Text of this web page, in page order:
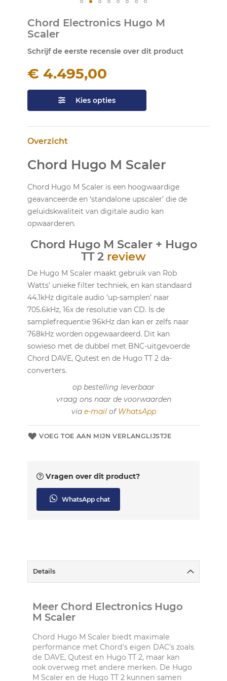
Chord Electronics Hugo M
Scaler
Schrijf de eerste recensie over dit product
€ 4.495,00
Kies opties
Overzicht
Chord Hugo M Scaler
Chord Hugo M Scaler is een hoogwaardige
geavanceerde en ‘standalone upscaler’ die de
geluidskwaliteit van digitale audio kan
opwaarderen.
Chord Hugo M Scaler + Hugo
TT 2 review
De Hugo M Scaler maakt gebruik van Rob
Watts' unieke filter techniek, en kan standaard
44.1kHz digitale audio ‘up-samplen’ naar
705.6kHz, 16x de resolutie van CD. Is de
samplefrequentie 96kHz dan kan er zelfs naar
768kHz worden opgewaardeerd. Dit kan
sowieso met de dubbel met BNC-uitgevoerde
Chord DAVE, Qutest en de Hugo TT 2 da-
converters.
op bestelling leverbaar
vraag ons naar de voorwaarden
via e-mailofWhatsApp
VOEG TOE AAN MIJN VERLANGLIJSTJE
Vragen over dit product?
WhatsApp chat
naar
het
van
afbeeldingen-
Details
Meer Chord Electronics Hugo
M Scaler
Chord Hugo M Scaler biedt maximale
performance met Chord's eigen DAC's zoals
de DAVE, Qutest en Hugo TT 2, maar kan
ook overweg met andere merken. De Hugo
M Scaler en de Hugo TT 2 kunnen samen